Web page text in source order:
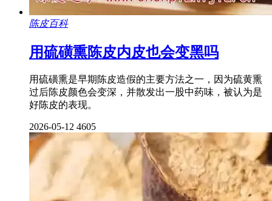
陈皮百科
用硫磺熏陈皮内皮也会变黑吗
用硫磺熏是早期陈皮造假的主要方法之一，因为硫黄熏
过后陈皮颜色会变深，并散发出一股中药味，被认为是
好陈皮的表现。
2026-05-12 4605